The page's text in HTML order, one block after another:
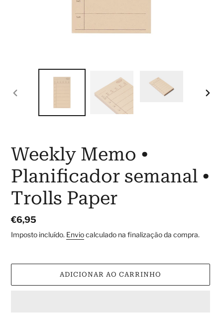
Weekly Memo •
Planificador semanal •
Trolls Paper
Preço
normal
€6,95
Imposto incluído. Enviocalculado na finalização da compra.
ADICIONAR AO CARRINHO